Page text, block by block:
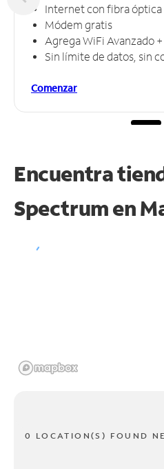
Internet con fibra óptica
Módem gratis
Agrega WiFi Avanzado
Sin límite de datos, sin
Comenzar
Encuentra
Spectrum en
0 LOCATION(S) FOUND